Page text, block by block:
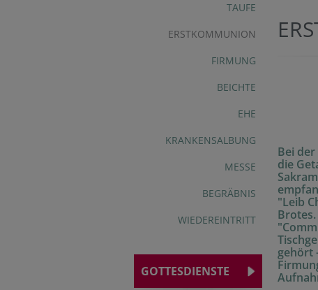
TAUFE
ERSTKOMMUNION
FIRMUNG
BEICHTE
EHE
KRANKENSALBUNG
MESSE
BEGRÄBNIS
WIEDEREINTRITT
GOTTESDIENSTE
Bei
die
"Leib
gehört